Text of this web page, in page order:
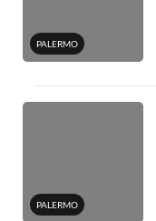
PALERMO
PALERMO